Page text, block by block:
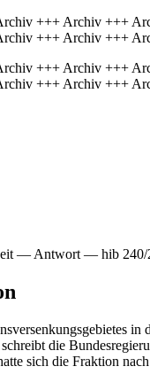
+++ Archiv +++
+++ Archiv +++
+++ Archiv +++
+++ Archiv +++
— Antwort — hib 240/
die
sich die Fraktion